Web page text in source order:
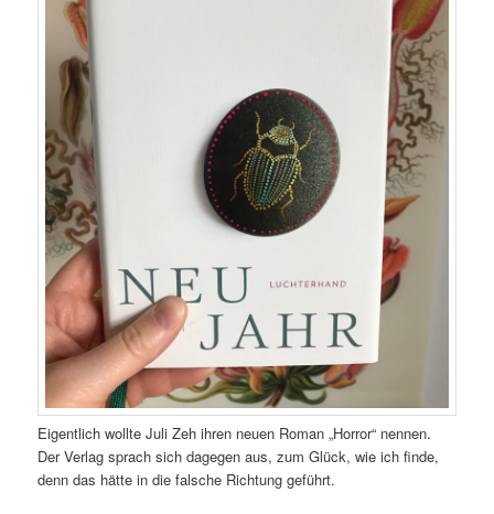
Eigentlich wollte Juli Zeh ihren neuen Roman „Horror“ nennen.
Der Verlag sprach sich dagegen aus, zum Glück, wie ich finde,
denn das hätte in die falsche Richtung geführt.